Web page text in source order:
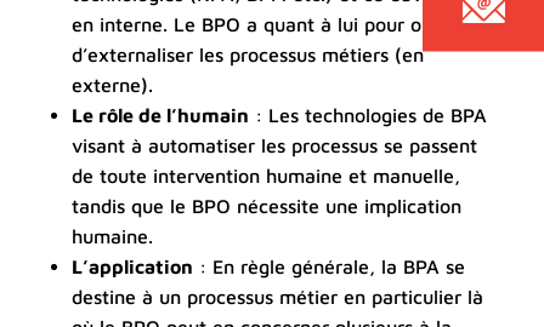
en interne. Le BPO a quant à lui pour objectif
d’externaliser les processus métiers (en
externe).
Le rôle de l’humain : Les technologies de BPA
visant à automatiser les processus se passent
de toute intervention humaine et manuelle,
tandis que le BPO nécessite une implication
humaine.
L’application : En règle générale, la BPA se
destine à un processus métier en particulier là